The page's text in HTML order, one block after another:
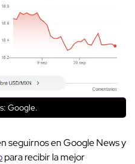
Google.
seguirnos en Google News y
para recibir la mejor